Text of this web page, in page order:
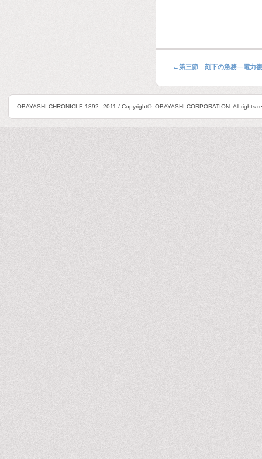
←第三節 刻下の急務―電力
OBAYASHI CHRONICLE 1892─2011 / Copyright©. OBAYASHI CORPORATION. All rights